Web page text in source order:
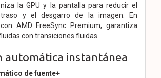
la GPU y la pantalla para reducir el
y el desgarro de la imagen. En
AMD FreeSync Premium, garantiza
con transiciones fluidas.
automática instantánea
de fuente+